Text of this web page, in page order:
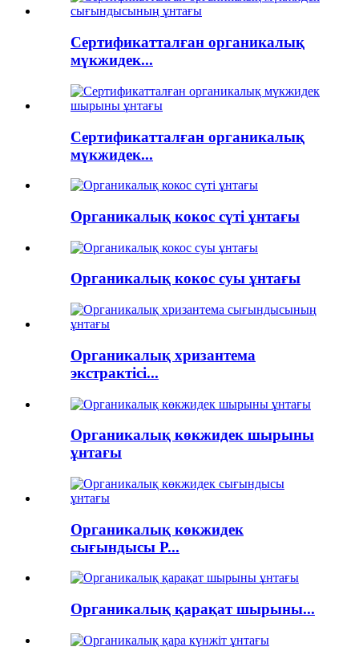
Сертификатталған органикалық
мүкжидек...
Сертификатталған органикалық
мүкжидек...
Органикалық кокос сүті ұнтағы
Органикалық кокос суы ұнтағы
Органикалық хризантема
экстрактісі...
Органикалық көкжидек шырыны
ұнтағы
Органикалық көкжидек
сығындысы P...
Органикалық қарақат шырыны...